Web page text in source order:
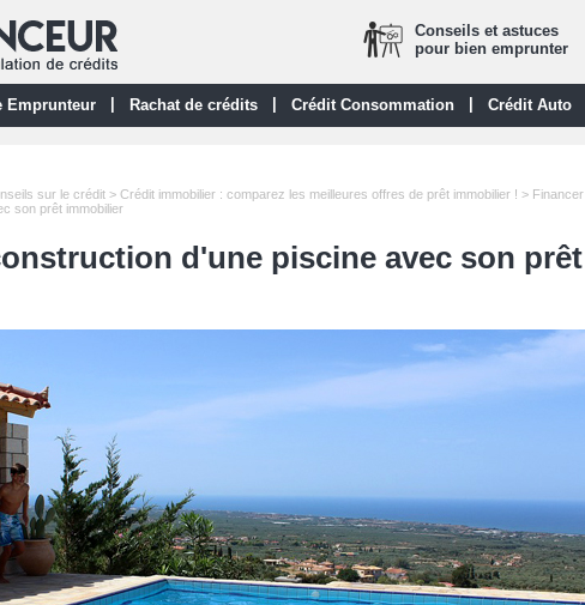
Conseils et astuces
pour bien emprunter
Emprunteur Rachat de crédits Crédit Consommation Crédit Auto
sur le crédit > Crédit immobilier : comparez les meilleures offres de prêt immobilier ! > Financer
son prêt immobilier
d'une piscine avec son prêt